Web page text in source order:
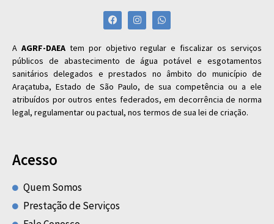
A AGRF-DAEAtem por objetivo regular e fiscalizar os serviços
públicos de abastecimento de água potável e esgotamentos
sanitários delegados e prestados no âmbito do município de
Araçatuba, Estado de São Paulo, de sua competência ou a ele
atribuídos por outros entes federados, em decorrência de norma
legal, regulamentar ou pactual, nos termos de sua lei de criação.
Acesso
Quem Somos
Prestação de Serviços